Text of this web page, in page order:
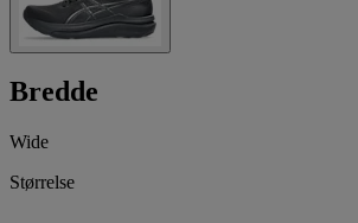
Bredde
Wide
Størrelse